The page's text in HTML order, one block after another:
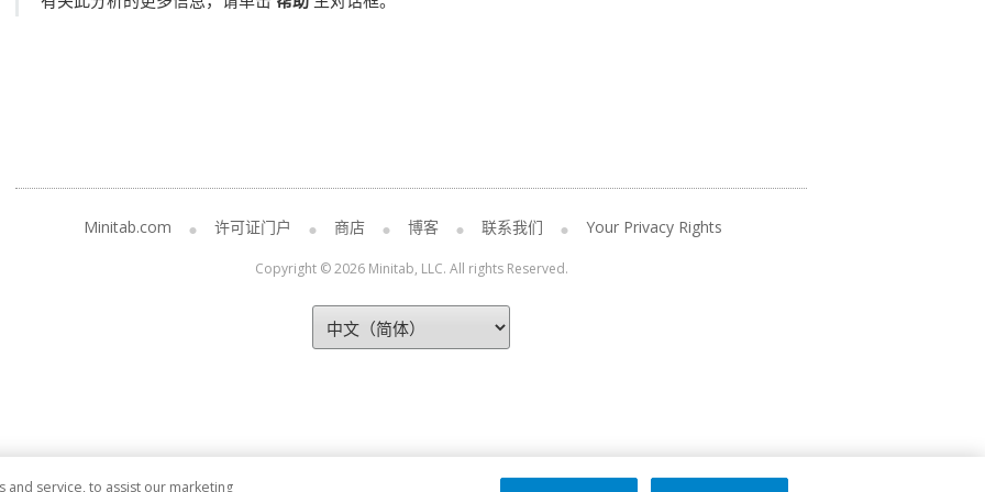
Minitab.com 许可证门户 商店 博客 联系我们 Your Privacy Rights
Copyright © 2026 Minitab, LLC. All rights Reserved.
service, to assist our marketing